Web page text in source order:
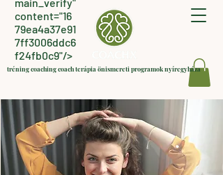
content="16
79ea4a37e91
7ff3006ddc6
f24fb0c9"/>
tréning coaching coach terápia önismereti programok nyíregyháza